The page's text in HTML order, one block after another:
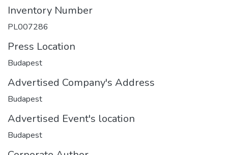
Inventory Number
PL007286
Press Location
Budapest
Advertised Company's Address
Budapest
Advertised Event's location
Budapest